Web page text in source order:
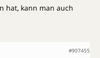
hat, kann man auch
#907455